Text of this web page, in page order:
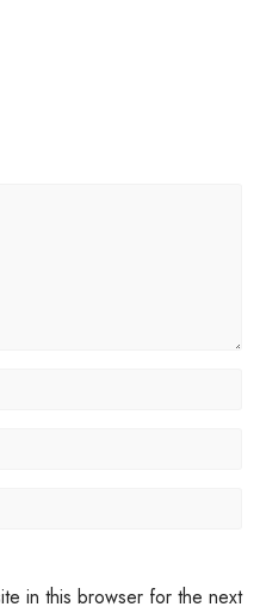
in this browser for the next